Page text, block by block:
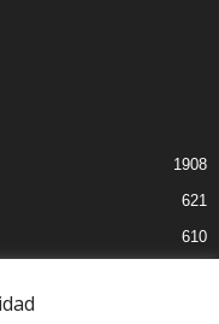
1908
621
610